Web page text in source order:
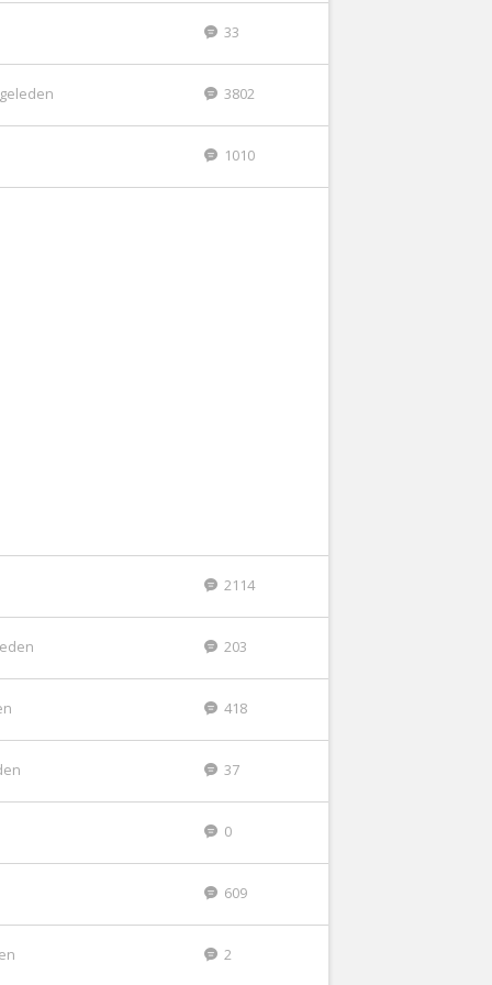
33
3802
1010
2114
203
418
37
0
609
2